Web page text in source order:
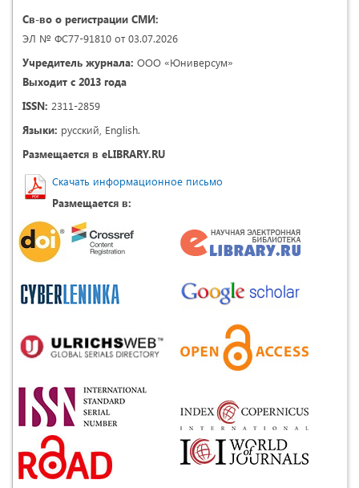
Св-во о регистрации СМИ:
ЭЛ № ФС77-91810 от 03.07.2026
Учредитель журнала: ООО «Юниверсум»
Выходит с 2013 года
ISSN: 2311-2859
Языки: русский, English.
Размещается в eLIBRARY.RU
Скачать информационное письмо
Размещается в: